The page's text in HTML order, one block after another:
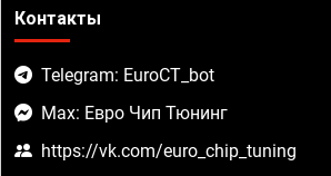
Контакты
Telegram: EuroCT_bot
Max: Евро Чип Тюнинг
https://vk.com/euro_chip_tuning